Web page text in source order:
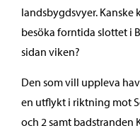
landsbygdsvyer. Kanske
besöka forntida slottet i
sidan viken?
Den som vill uppleva
en utflykt i riktning mot
och 2 samt badstranden